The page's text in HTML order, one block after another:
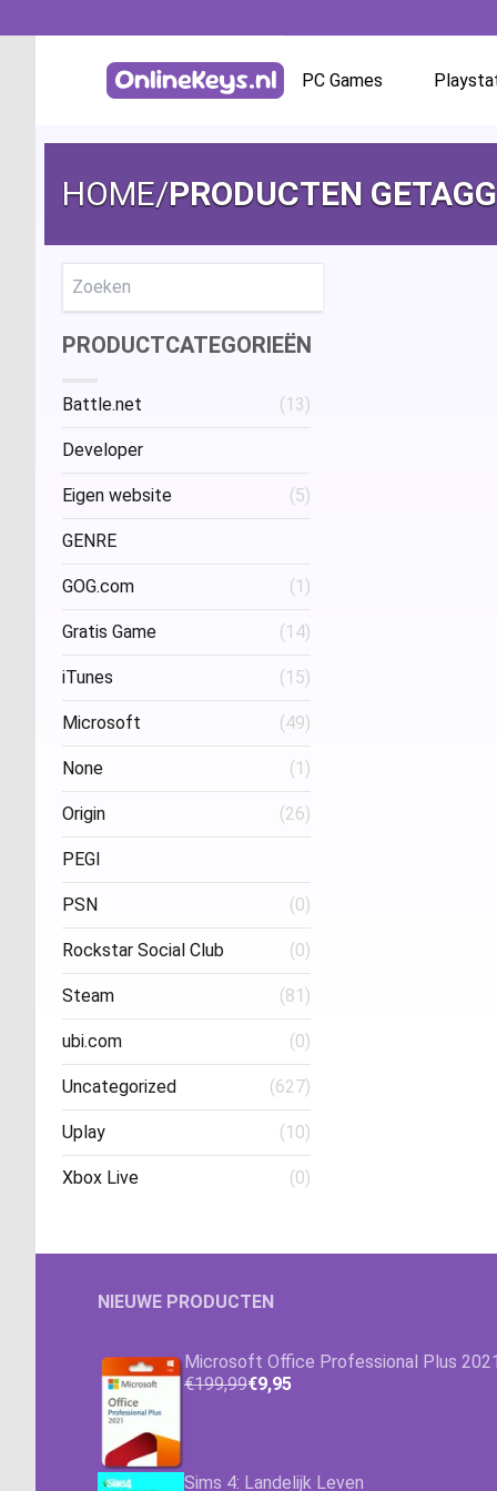
PC Games
Steam
Ubisoft / Uplay
HOME/PRODUCTEN
PRODUCTCATEGORIEËN
Battle.net (13)
Developer
Project Three Interactive
Stud
Eigen website (5)
GENRE
FPS (1)
GOG.com (1)
Gratis Game (14)
iTunes (15)
Microsoft (49)
None (1)
Origin (26)
PEGI
Age 16 (1)
PSN (0)
Rockstar Social Club (0)
Steam (81)
ubi.com (0)
Uncategorized (627)
Uplay (10)
Xbox Live (0)
NIEUWE PRODUCTEN
Microsoft Office Professional Plus 2021
€199,99€9,95
Sims 4: Landelijk Leven